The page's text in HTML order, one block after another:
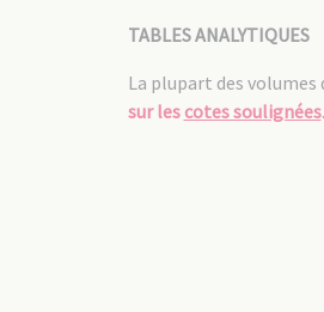
TABLES ANALYTIQUES
La plupart des
sur lescotes soulignées.